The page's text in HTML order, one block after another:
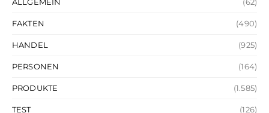
FAKTEN (490)
HANDEL (925)
PERSONEN (164)
PRODUKTE (1.585)
TEST (126)